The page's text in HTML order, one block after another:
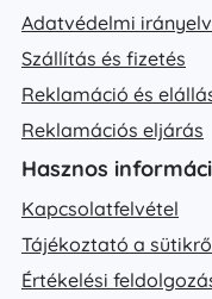
Adatvédelmi
Szállítás és fizetés
Reklamáció és
Reklamációs eljárás
Hasznos
Kapcsolatfelvétel
Tájékoztató a
Értékelési